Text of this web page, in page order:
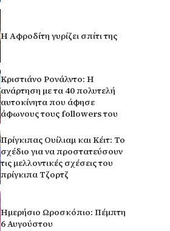
H Αφροδίτη γυρίζει σπίτι της
Κριστιάνο Ρονάλντο: Η
ανάρτηση με τα 40 πολυτελή
αυτοκίνητα που άφησε
άφωνους τους followers του
Πρίγκιπας Ουίλιαμ και Κέιτ: Το
σχέδιο για να προστατεύσουν
τις μελλοντικές σχέσεις του
πρίγκιπα Τζορτζ
Ημερήσιο Ωροσκόπιο: Πέμπτη
6 Αυγούστου